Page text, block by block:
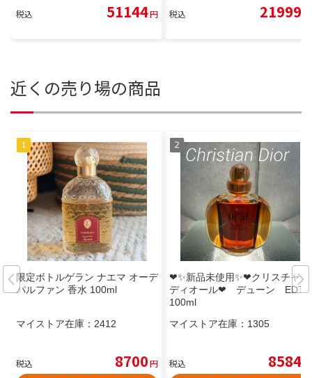
税込 51144円 税込 21999
近くの売り場の商品
限定ボトルゲラン ナエマ オーデ
パルファン 香水 100ml
マイストア在庫： 2412
税込 8700円
❤✨新品未使用✨❤クリスチャン
ディオール❤ デューン EDT
100ml
マイストア在庫： 1305
税込 8584